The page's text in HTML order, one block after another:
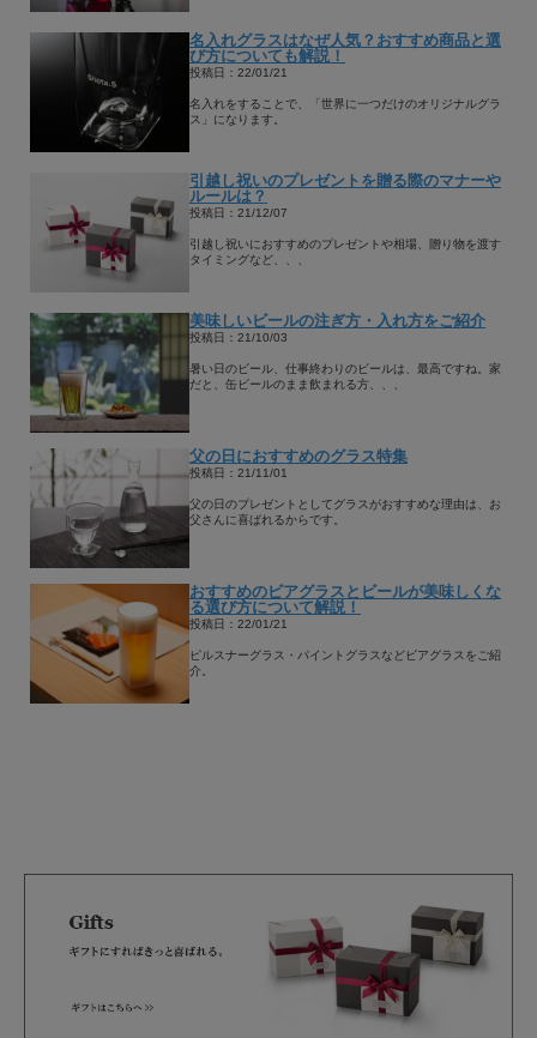
名入れグラスはなぜ人気？おすすめ商品と選
び方についても解説！
投稿日：22/01/21
名入れをすることで、「世界に一つだけのオリジナルグラ
ス」になります。
引越し祝いのプレゼントを贈る際のマナーや
ルールは？
投稿日：21/12/07
引越し祝いにおすすめのプレゼントや相場、贈り物を渡す
タイミングなど、、、
美味しいビールの注ぎ方・入れ方をご紹介
投稿日：21/10/03
暑い日のビール、仕事終わりのビールは、最高ですね。家
だと、缶ビールのまま飲まれる方、、、
父の日におすすめのグラス特集
投稿日：21/11/01
父の日のプレゼントとしてグラスがおすすめな理由は、お
父さんに喜ばれるからです。
おすすめのビアグラスとビールが美味しくな
る選び方について解説！
投稿日：22/01/21
ピルスナーグラス・パイントグラスなどビアグラスをご紹
介。